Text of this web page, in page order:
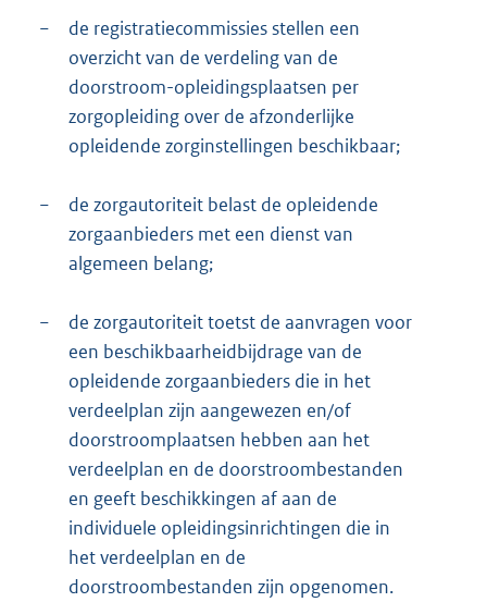
−
de registratiecommissies stellen een
overzicht van de verdeling van de
doorstroom-opleidingsplaatsen per
zorgopleiding over de afzonderlijke
opleidende zorginstellingen beschikbaar;
−
de zorgautoriteit belast de opleidende
zorgaanbieders met een dienst van
algemeen belang;
−
de zorgautoriteit toetst de aanvragen voor
een beschikbaarheidbijdrage van de
opleidende zorgaanbieders die in het
verdeelplan zijn aangewezen en/of
doorstroomplaatsen hebben aan het
verdeelplan en de doorstroombestanden
en geeft beschikkingen af aan de
individuele opleidingsinrichtingen die in
het verdeelplan en de
doorstroombestanden zijn opgenomen.